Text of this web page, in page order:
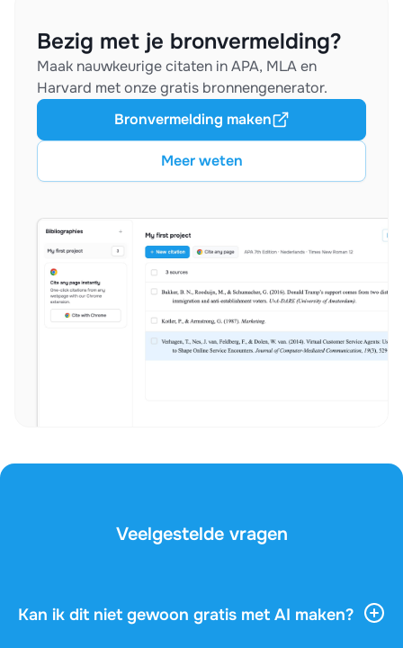
Bezig met je bronvermelding?
Maak nauwkeurige citaten in APA, MLA en
Harvard met onze gratis bronnengenerator.
Meer weten
Bronvermelding maken
Veelgestelde vragen
Kan ik dit niet gewoon gratis met AI maken?